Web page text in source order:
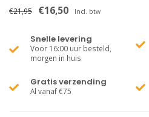
€21,95 €16,50 Incl. btw
Snelle levering
Voor 16:00 uur besteld,
morgen in huis
Gratis verzending
Al vanaf €75